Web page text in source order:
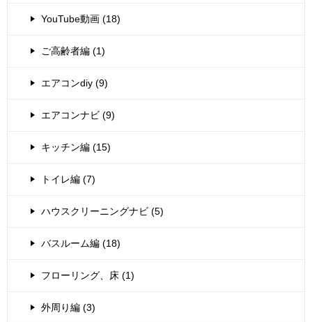
YouTube動画 (18)
ご高齢者編 (1)
エアコンdiy (9)
エアコンナビ (9)
キッチン編 (15)
トイレ編 (7)
ハウスクリーニングナビ (5)
バスルーム編 (18)
フローリング、床 (1)
外周り編 (3)